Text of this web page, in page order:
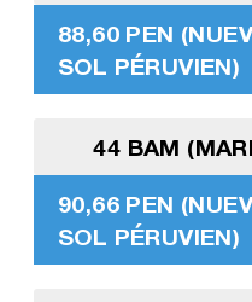
88,60 PEN
SOL PÉRUVIEN)
44 BAM
90,66 PEN
SOL PÉRUVIEN)